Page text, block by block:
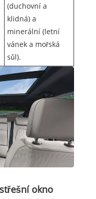
(duchovní a
klidná) a
minerální (letní
vánek a mořská
sůl).
okno